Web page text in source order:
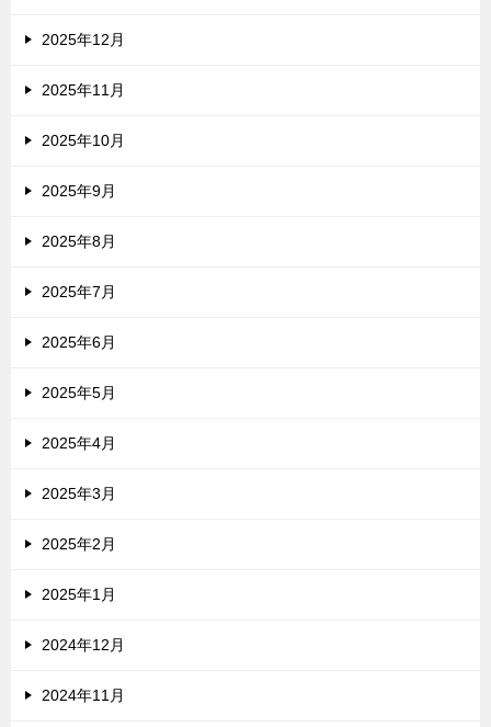
2025年12月
2025年11月
2025年10月
2025年9月
2025年8月
2025年7月
2025年6月
2025年5月
2025年4月
2025年3月
2025年2月
2025年1月
2024年12月
2024年11月